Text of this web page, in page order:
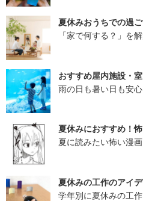
夏休みおうちでの過
「家で何する？」を
おすすめ屋内施設・
雨の日も暑い日も安
夏休みにおすすめ！
夏に読みたい怖い漫
夏休みの工作のアイ
学年別に夏休みの工